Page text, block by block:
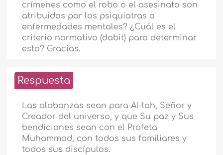
crímenes como el robo o el asesinato son
atribuidos por los psiquiatras a
enfermedades mentales? ¿Cuál es el
criterio normativo (dabit) para determinar
esto? Gracias.
Respuesta
Las alabanzas sean para Al-lah, Señor y
Creador del universo, y que Su paz y Sus
bendiciones sean con el Profeta
Muhammad, con todos sus familiares y
todos sus discípulos.